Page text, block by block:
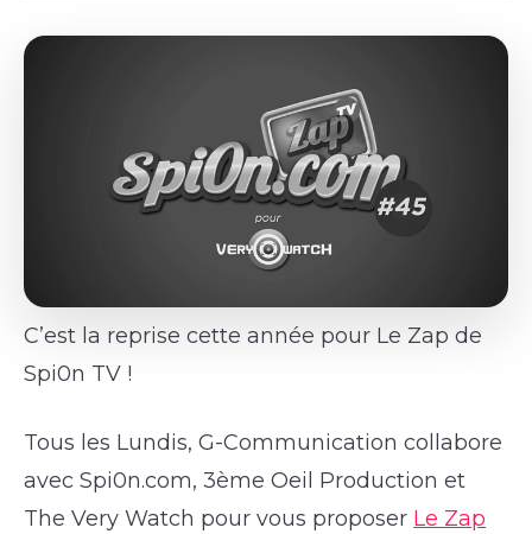
C’est la reprise cette année pour Le Zap de
Spi0n TV !
Tous les Lundis, G-Communication collabore
avec Spi0n.com, 3ème Oeil Production et
The Very Watch pour vous proposer Le Zap